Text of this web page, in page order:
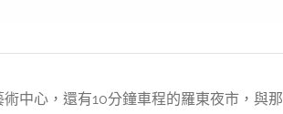
中心，還有10分鐘車程的羅東夜市，與那